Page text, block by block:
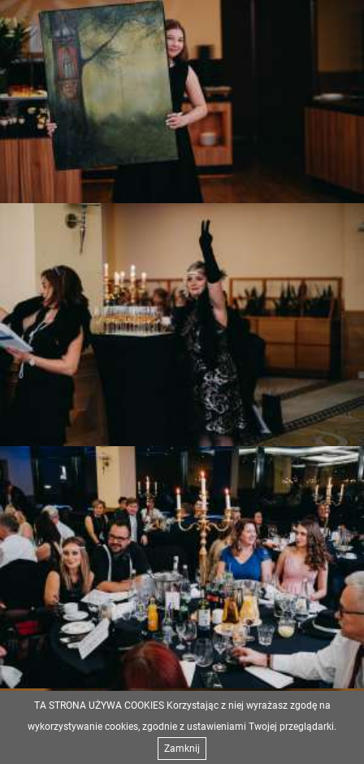
TA STRONA UŻYWA COOKIES Korzystając z niej wyrażasz zgodę na
wykorzystywanie cookies, zgodnie z ustawieniami Twojej przeglądarki.
Zamknij